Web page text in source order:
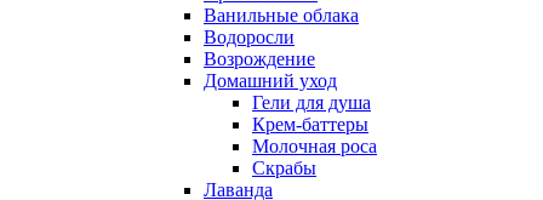
Ванильные облака
Водоросли
Возрождение
Домашний уход
Гели для душа
Крем-баттеры
Молочная роса
Скрабы
Лаванда